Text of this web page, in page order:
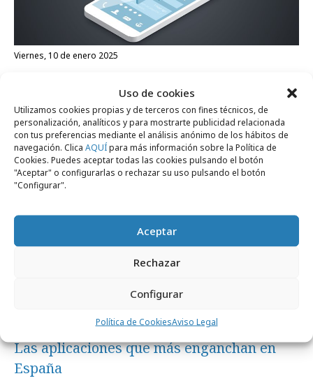
Uso de cookies
Utilizamos cookies propias y de terceros con fines técnicos, de
personalización, analíticos y para mostrarte publicidad relacionada
con tus preferencias mediante el análisis anónimo de los hábitos de
navegación. Clica AQUÍpara más información sobre la Política de
Cookies. Puedes aceptar todas las cookies pulsando el botón
"Aceptar" o configurarlas o rechazar su uso pulsando el botón
"Configurar".
Aceptar
Rechazar
Configurar
Política de CookiesAviso Legal
viernes, 10 de enero 2025
Formación y estudios
jueves, 16 de mayo 2024
Las aplicaciones que más enganchan en
España